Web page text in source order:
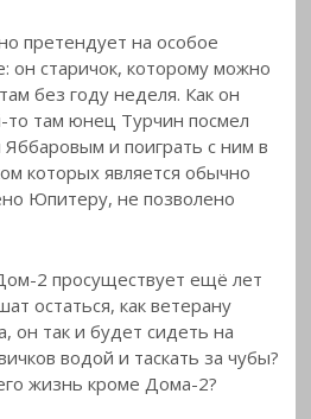
претендует на особое
он старичок, которому можно
без году неделя. Как он
то там юнец Турчин посмел
и поиграть с ним в
которых является обычно
Юпитеру, не позволено
2 просуществует ещё лет
остаться, как ветерану
он так и будет сидеть на
водой и таскать за чубы?
жизнь кроме Дома-2?